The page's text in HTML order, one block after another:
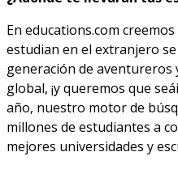
En educations.com
estudian en el extranjero
generación de aventureros
global, ¡y queremos que
año, nuestro motor de
millones de estudiantes a
mejores universidades y